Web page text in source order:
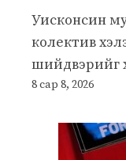
Уисконсин
колектив
шийдвэрийг
8 сар 8, 2026